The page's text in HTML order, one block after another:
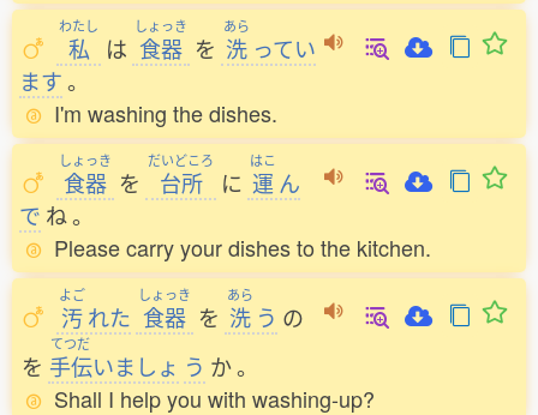
わたし
私 は
しょっき
食器 を
あら
洗 ってい
ます。
I'm washing the dishes.
しょっき
食器 を
だいどころ
台所 に
はこ
運 ん
で ね。
Please carry your dishes to the kitchen.
よご
汚れた
しょっき
食器 を
あら
洗 う の
を
てつだ
手伝いましょ う か。
Shall I help you with washing-up?